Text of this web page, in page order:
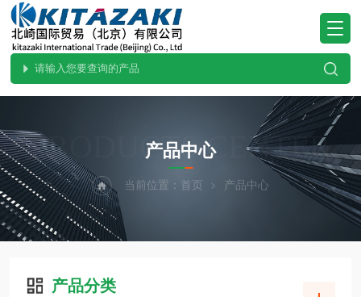
PRODUCTS CENTER
产品中心
当前位置： 首页 产品中心
产品分类